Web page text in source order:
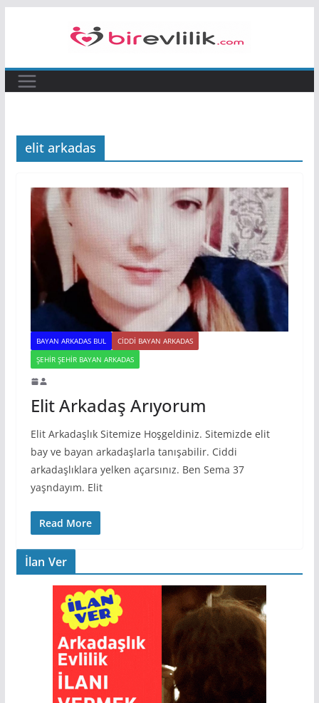
elit arkadas
BAYAN ARKADAS BUL
CIDDI BAYAN ARKADAS
ŞEHIR ŞEHIR BAYAN ARKADAS
Elit Arkadaş Arıyorum
Elit Arkadaşlık Sitemize Hoşgeldiniz. Sitemizde elit
bay ve bayan arkadaşlarla tanışabilir. Ciddi
arkadaşlıklara yelken açarsınız. Ben Sema 37
yaşndayım. Elit
Read More
İlan Ver